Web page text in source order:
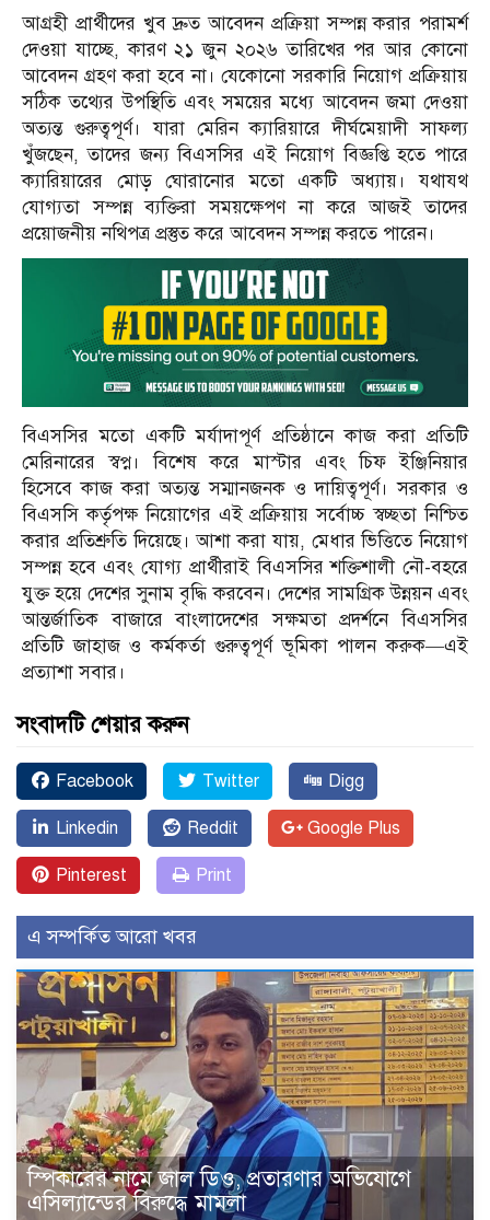
আগ্রহী প্রার্থীদের খুব দ্রুত আবেদন প্রক্রিয়া সম্পন্ন করার পরামর্শ
দেওয়া যাচ্ছে, কারণ ২১ জুন ২০২৬ তারিখের পর আর কোনো
আবেদন গ্রহণ করা হবে না। যেকোনো সরকারি নিয়োগ প্রক্রিয়ায়
সঠিক তথ্যের উপস্থিতি এবং সময়ের মধ্যে আবেদন জমা দেওয়া
অত্যন্ত গুরুত্বপূর্ণ। যারা মেরিন ক্যারিয়ারে দীর্ঘমেয়াদী সাফল্য
খুঁজছেন, তাদের জন্য বিএসসির এই নিয়োগ বিজ্ঞপ্তি হতে পারে
ক্যারিয়ারের মোড় ঘোরানোর মতো একটি অধ্যায়। যথাযথ
যোগ্যতা সম্পন্ন ব্যক্তিরা সময়ক্ষেপণ না করে আজই তাদের
প্রয়োজনীয় নথিপত্র প্রস্তুত করে আবেদন সম্পন্ন করতে পারেন।
বিএসসির মতো একটি মর্যাদাপূর্ণ প্রতিষ্ঠানে কাজ করা প্রতিটি
মেরিনারের স্বপ্ন। বিশেষ করে মাস্টার এবং চিফ ইঞ্জিনিয়ার
হিসেবে কাজ করা অত্যন্ত সম্মানজনক ও দায়িত্বপূর্ণ। সরকার ও
বিএসসি কর্তৃপক্ষ নিয়োগের এই প্রক্রিয়ায় সর্বোচ্চ স্বচ্ছতা নিশ্চিত
করার প্রতিশ্রুতি দিয়েছে। আশা করা যায়, মেধার ভিত্তিতে নিয়োগ
সম্পন্ন হবে এবং যোগ্য প্রার্থীরাই বিএসসির শক্তিশালী নৌ-বহরে
যুক্ত হয়ে দেশের সুনাম বৃদ্ধি করবেন। দেশের সামগ্রিক উন্নয়ন এবং
আন্তর্জাতিক বাজারে বাংলাদেশের সক্ষমতা প্রদর্শনে বিএসসির
প্রতিটি জাহাজ ও কর্মকর্তা গুরুত্বপূর্ণ ভূমিকা পালন করুক—এই
প্রত্যাশা সবার।
সংবাদটি শেয়ার করুন
Facebook Twitter Digg
Linkedin Reddit Google Plus
Pinterest Print
এ সম্পর্কিত আরো খবর
স্পিকারের নামে জাল ডিও, প্রতারণার অভিযোগে
এসিল্যান্ডের বিরুদ্ধে মামলা